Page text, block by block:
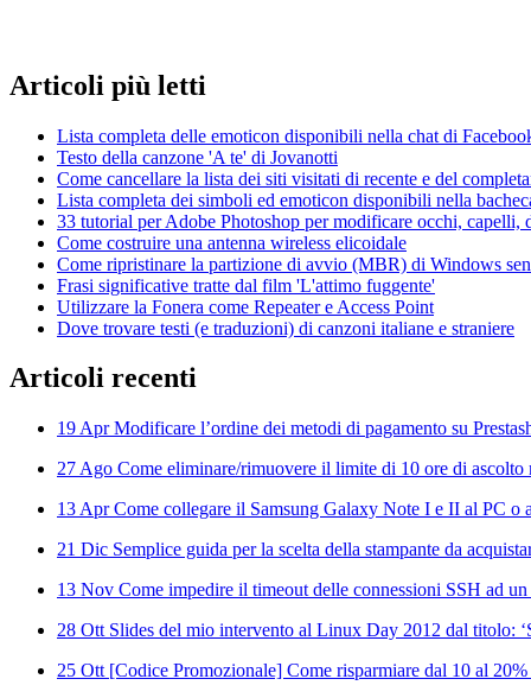
Articoli più letti
Lista completa delle emoticon disponibili nella chat di
Testo della canzone 'A te' di Jovanotti
Come cancellare la lista dei siti visitati di recente e del
Lista completa dei simboli ed emoticon disponibili nella
33 tutorial per Adobe Photoshop per modificare occhi,
Come costruire una antenna wireless elicoidale
Come ripristinare la partizione di avvio (MBR) di Windows
Frasi significative tratte dal film 'L'attimo fuggente'
Utilizzare la Fonera come Repeater e Access Point
Dove trovare testi (e traduzioni) di canzoni italiane e straniere
Articoli recenti
19 Apr Modificare l’ordine dei metodi di pagamento su
27 Ago Come eliminare/rimuovere il limite di 10 ore di
13 Apr Come collegare il Samsung Galaxy Note I e II al PC o
21 Dic Semplice guida per la scelta della stampante da
13 Nov Come impedire il timeout delle connessioni SSH ad
28 Ott Slides del mio intervento al Linux Day 2012 dal titolo:
25 Ott [Codice Promozionale] Come risparmiare dal 10 al